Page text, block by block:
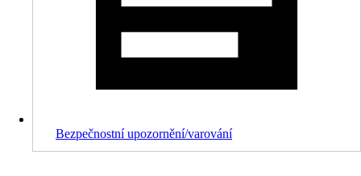
Bezpečnostní upozornění/varování